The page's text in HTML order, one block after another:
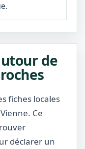
de
fiches locales
Ce
déclarer un